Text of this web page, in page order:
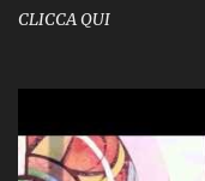
CLICCA QUI